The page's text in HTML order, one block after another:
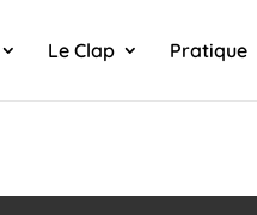
Le Clap Pratique